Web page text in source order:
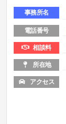
事務所名
電話番号
相談料
所在地
アクセス